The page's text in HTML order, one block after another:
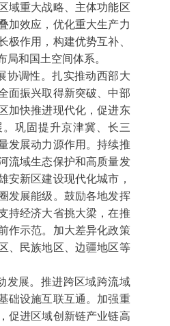
域重大战略、主体功能区
加效应，优化重大生产力
极作用，构建优势互补、
局和国土空间体系。
协调性。扎实推动西部大
面振兴取得新突破、中部
加快推进现代化，促进东
巩固提升京津冀、长三
发展动力源作用。持续推
流域生态保护和高质量发
安新区建设现代化城市，
发展能级。鼓励各地发挥
持经济大省挑大梁，在推
作示范。加大差异化政策
、民族地区、边疆地区等
发展。推进跨区域跨流域
础设施互联互通。加强重
促进区域创新链产业链高